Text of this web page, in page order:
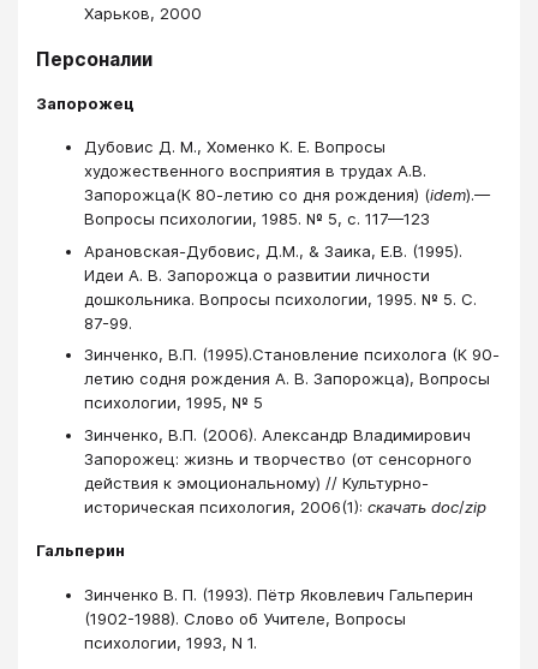
Харьков, 2000
Персоналии
Запорожец
Дубовис Д. М., Хоменко К. Е. Вопросы
художественного восприятия в трудах А.В.
Запорожца(К 80-летию со дня рождения) (idem).—
Вопросы психологии, 1985. № 5, с. 117—123
Арановская-Дубовис, Д.М., & Заика, Е.В. (1995).
Идеи А. В. Запорожца о развитии личности
дошкольника. Вопросы психологии, 1995. № 5. С.
87-99.
Зинченко, В.П. (1995).Становление психолога (К 90-
летию содня рождения А. В. Запорожца), Вопросы
психологии, 1995, № 5
Зинченко, В.П. (2006). Александр Владимирович
Запорожец: жизнь и творчество (от сенсорного
действия к эмоциональному) // Культурно-
историческая психология, 2006(1): скачать doc/zip
Гальперин
Зинченко В. П. (1993). Пётр Яковлевич Гальперин
(1902-1988). Слово об Учителе, Вопросы
психологии, 1993, N 1.